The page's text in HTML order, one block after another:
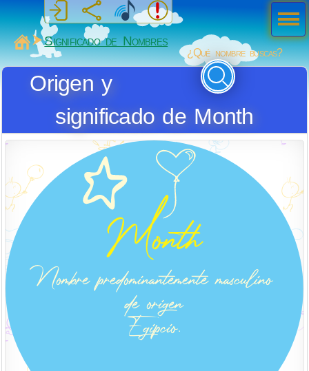
MiSabueso
Significado de Nombres
¿Qué nombre buscas?
Origen y
significado de Month
Men
ú